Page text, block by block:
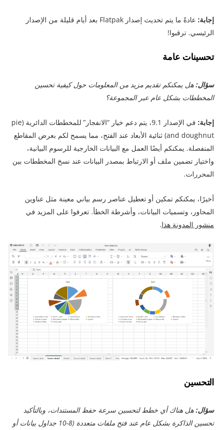
إجابة:
عادةً ما يتم تحديث إصدار Flatpak بعد أيام قليلة من الإصدار
الرئيسي. ترقبوا!
تحسينات عامة
سؤال: هل يمكنكم تقديم مزيد من المعلومات حول كيفية تحسين
المخططات بشكل عام عبر المجموعة؟
إجابة:
في الإصدار 9.1، يتم دعم خيار “الانفجار” للمخططات الدائرية (pie
and doughnut) ثنائية الأبعاد عند الفتح، مما يسمح لكم بعرض المقاطع
المنفصلة. يمكنكم أيضًا العمل مع البيانات الخارجية للرسوم البيانية،
واختيار تضمين ملف أو الارتباط بمصدر البيانات عند نسخ المخططات بين
المحررات.
أخيرًا، يمكنكم تمكين أو تعطيل عناصر رسم بياني معينة مثل عناوين
المحاور، وتسميات البيانات، وأشرطة الخطأ. تعرفوا على المزيد في
منشور المدونة هذا.
التحسين
سؤال: هل هناك أي خطط لتحسين سرعة حفظ المستندات، وبالتأكيد
تحسين الذاكرة بشكل عام عند فتح ملفات متعددة (8-10 جداول بيانات أو